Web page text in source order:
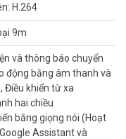
một người hoặc chuyển
phát hiện chuyển động
gì quan trọng cảnh báo
theo dõi và theo dõi đối
H.264
9m
và thông báo chuyển
động bằng âm thanh và
Điều khiển từ xa
hai chiều
bằng giọng nói (Hoạt
Assistant và